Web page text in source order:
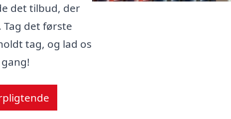
det tilbud, der
Tag det første
tag, og lad os